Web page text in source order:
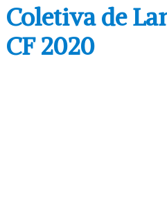
Coletiva de
CF 2020